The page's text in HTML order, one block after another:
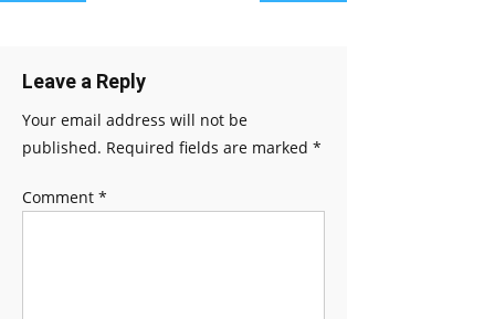
Leave a Reply
Your email address will not be
published. Required fields are marked *
Comment *